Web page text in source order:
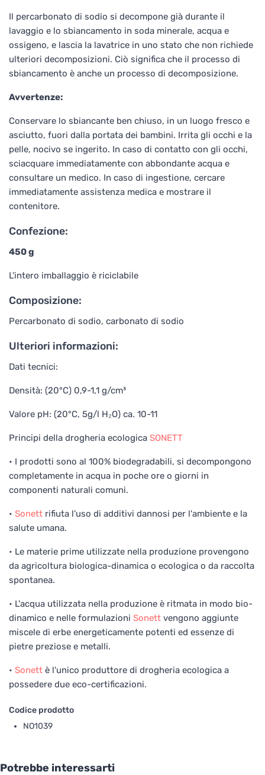
Il percarbonato di sodio si decompone già durante il
lavaggio e lo sbiancamento in soda minerale, acqua e
ossigeno, e lascia la lavatrice in uno stato che non richiede
ulteriori decomposizioni. Ciò significa che il processo di
sbiancamento è anche un processo di decomposizione.
Avvertenze:
Conservare lo sbiancante ben chiuso, in un luogo fresco e
asciutto, fuori dalla portata dei bambini. Irrita gli occhi e la
pelle, nocivo se ingerito. In caso di contatto con gli occhi,
sciacquare immediatamente con abbondante acqua e
consultare un medico. In caso di ingestione, cercare
immediatamente assistenza medica e mostrare il
contenitore.
Confezione:
450 g
L'intero imballaggio è riciclabile
Composizione:
Percarbonato di sodio, carbonato di sodio
Ulteriori informazioni:
Dati tecnici:
Densità: (20°C) 0,9-1,1 g/cm³
Valore pH: (20°C, 5g/l H₂O) ca. 10-11
Principi della drogheria ecologica SONETT
• I prodotti sono al 100% biodegradabili, si decompongono
completamente in acqua in poche ore o giorni in
componenti naturali comuni.
• Sonett rifiuta l'uso di additivi dannosi per l'ambiente e la
salute umana.
• Le materie prime utilizzate nella produzione provengono
da agricoltura biologica-dinamica o ecologica o da raccolta
spontanea.
• L'acqua utilizzata nella produzione è ritmata in modo bio-
dinamico e nelle formulazioni Sonett vengono aggiunte
miscele di erbe energeticamente potenti ed essenze di
pietre preziose e metalli.
• Sonett è l'unico produttore di drogheria ecologica a
possedere due eco-certificazioni.
Codice prodotto
NO1039
Potrebbe interessarti